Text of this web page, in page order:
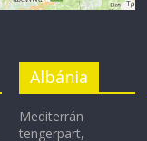
Albánia
Mediterrán
tengerpart,